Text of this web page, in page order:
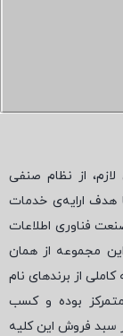
از نظام صنفی
هدف ارایه‌ی خدمات
فناوری اطلاعات
مجموعه از همان
از برندهای نام
متمرکز بوده و کسب
سبد فروش این کلیه